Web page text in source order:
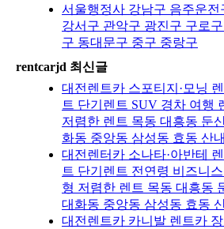
서울행정사 강남구 음주운
강서구 관악구 광진구 구로
구 동대문구 중구 중랑구
rentcarjd 최신글
대전렌트카 스포티지·모닝
트 단기렌트 SUV 경차 여행
저렴한 렌트 목동 대흥동 둔
화동 중앙동 삼성동 효동 산
대전렌터카 소나타·아반테
트 단기렌트 전연령 비즈니
형 저렴한 렌트 목동 대흥동
대화동 중앙동 삼성동 효동
대전렌트카 카니발 렌트카